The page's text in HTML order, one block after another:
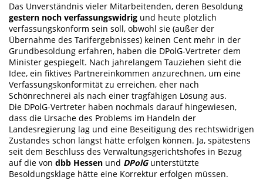
Das Unverständnis vieler Mitarbeitenden, deren Besoldung
gestern noch verfassungswidrig und heute plötzlich
verfassungskonform sein soll, obwohl sie (außer der
Übernahme des Tarifergebnisses) keinen Cent mehr in der
Grundbesoldung erfahren, haben die DPolG-Vertreter dem
Minister gespiegelt. Nach jahrelangem Tauziehen sieht die
Idee, ein fiktives Partnereinkommen anzurechnen, um eine
Verfassungskonformität zu erreichen, eher nach
Schönrechnerei als nach einer tragfähigen Lösung aus.
Die DPolG-Vertreter haben nochmals darauf hingewiesen,
dass die Ursache des Problems im Handeln der
Landesregierung lag und eine Beseitigung des rechtswidrigen
Zustandes schon längst hätte erfolgen können. Ja, spätestens
seit dem Beschluss des Verwaltungsgerichtshofes in Bezug
auf die von dbb Hessen und DPolGunterstützte
Besoldungsklage hätte eine Korrektur erfolgen müssen.